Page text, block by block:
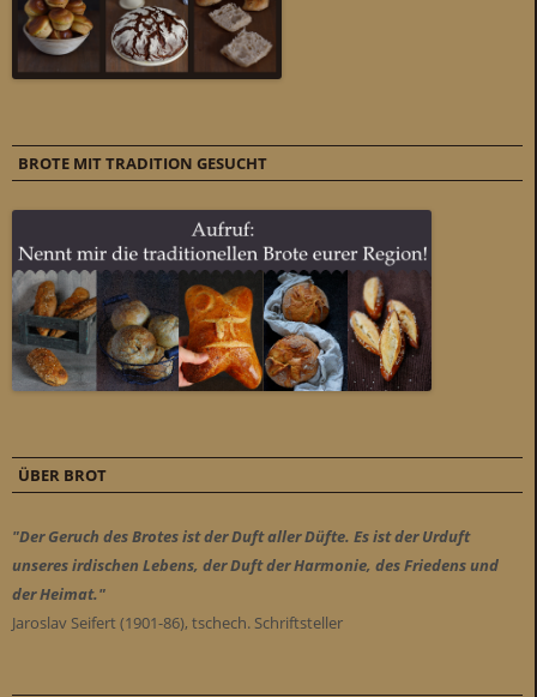
BROTE MIT TRADITION GESUCHT
ÜBER BROT
"Der Geruch des Brotes ist der Duft aller Düfte. Es ist der Urduft
unseres irdischen Lebens, der Duft der Harmonie, des Friedens und
der Heimat."
Jaroslav Seifert (1901-86), tschech. Schriftsteller